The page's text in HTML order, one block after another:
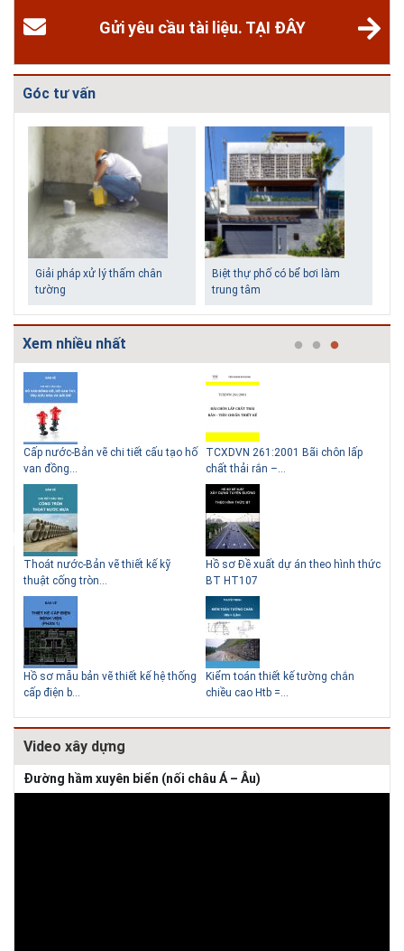
Gửi yêu cầu tài liệu. TẠI ĐÂY
Góc tư vấn
Biệt thự phố có bể bơi làm
trung tâm
Những ngôi nhà một tầng ít
tiền vẫn đẹp
Lý do nên sử dụng gạch block
để xây nhà
Thiết kế nhà siêu nhỏ độc đáo
Giải pháp xử lý thấm chân
tường
Xem nhiều nhất
Cấp nước-Bản vẽ chi tiết cấu tạo hố
van đồng...
Thoát nước-Bản vẽ thiết kế kỹ
thuật cống tròn...
Hồ sơ mẫu bản vẽ thiết kế hệ thống
cấp điện b...
TCXDVN 261:2001 Bãi chôn lấp
chất thải rắn –...
Hồ sơ Đề xuất dự án theo hình thức
BT HT107
Kiểm toán thiết kế tường chắn
chiều cao Htb =...
Video xây dựng
Đường hầm xuyên biển (nối châu Á – Âu)